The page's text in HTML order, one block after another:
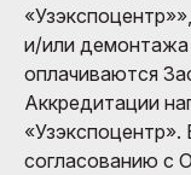
и/или демонтажа
оплачиваются
Аккредитации
«Узэкспоцентр».
согласованию с